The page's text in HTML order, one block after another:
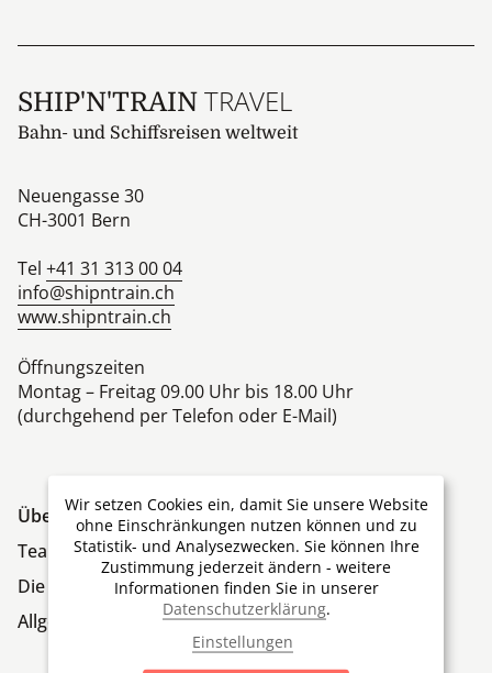
SHIP'N'TRAIN TRAVEL
Bahn- und Schiffsreisen weltweit
Neuengasse 30
CH-3001 Bern
Tel +41 31 313 00 04
info@shipntrain.ch
www.shipntrain.ch
Öffnungszeiten
Montag – Freitag 09.00 Uhr bis 18.00 Uhr
(durchgehend per Telefon oder E-Mail)
Über Ship'N'Train Travel
Team
Die Firmengruppe
Allgemeine Geschäftsbedingungen
Wir setzen Cookies ein, damit Sie unsere Website
ohne Einschränkungen nutzen können und zu
Statistik- und Analysezwecken. Sie können Ihre
Zustimmung jederzeit ändern - weitere
Informationen finden Sie in unserer
Datenschutzerklärung.
Einstellungen